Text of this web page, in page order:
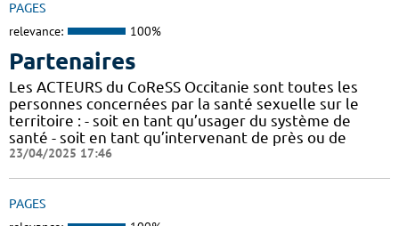
PAGES
relevance: 100%
Partenaires
Les ACTEURS du CoReSS Occitanie sont toutes les
personnes concernées par la santé sexuelle sur le
territoire : - soit en tant qu’usager du système de
santé - soit en tant qu’intervenant de près ou de
23/04/2025 17:46
PAGES